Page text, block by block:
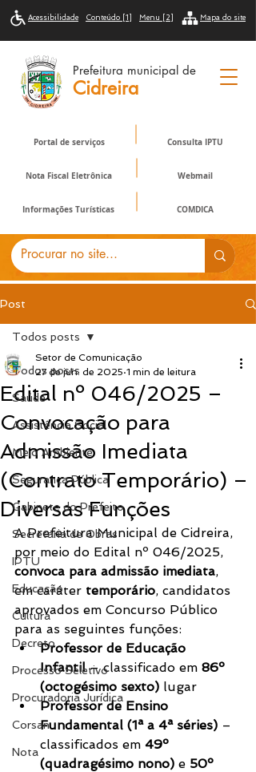
Portal de serviços Consulta IPTU
Nota Fiscal Eletrônica
Informações Turísticas COMDICA
Webmail
Acessibilidade Conteúdo [1] Menu [2] Mapa do site
Prefeitura municipal de
Cidreira
Post
Todos posts
Saúde
Assistência Social
Meio Ambiente
Segurança Pública
Gabinete do Prefeito
Secretaria de Obras
IPTU
Educação
Cultura
Decreto
Processo Seletivo
Procuradoria Jurídica
Corsan
Nota
Todos posts
Edital nº 046/2025 –
Convocação para
Admissão Imediata
(Contrato Temporário) –
Diversas Funções
Setor de Comunicação
27 de jun. de 2025 1 min de leitura
A Prefeitura Municipal de Cidreira,
por meio do Edital nº 046/2025,
convoca para admissão imediata,
em caráter temporário, candidatos
aprovados em Concurso Público
para as seguintes funções:
Professor de Educação
Infantil – classificado em 86º
(octogésimo sexto) lugar
Professor de Ensino
Fundamental (1ª a 4ª séries) –
classificados em 49º
(quadragésimo nono) e 50º